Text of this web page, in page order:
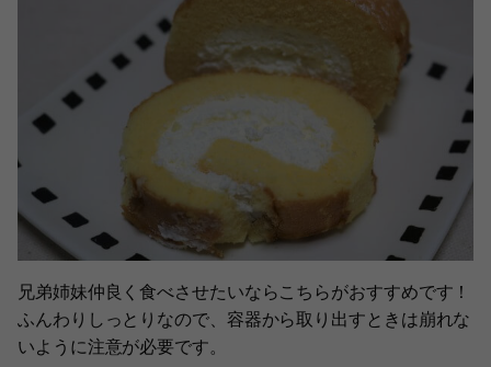
兄弟姉妹仲良く食べさせたいならこちらがおすすめです！
ふんわりしっとりなので、容器から取り出すときは崩れな
いように注意が必要です。